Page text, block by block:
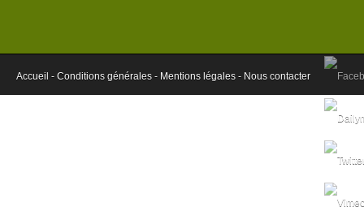
Accueil - Conditions générales - Mentions légales - Nous contacter